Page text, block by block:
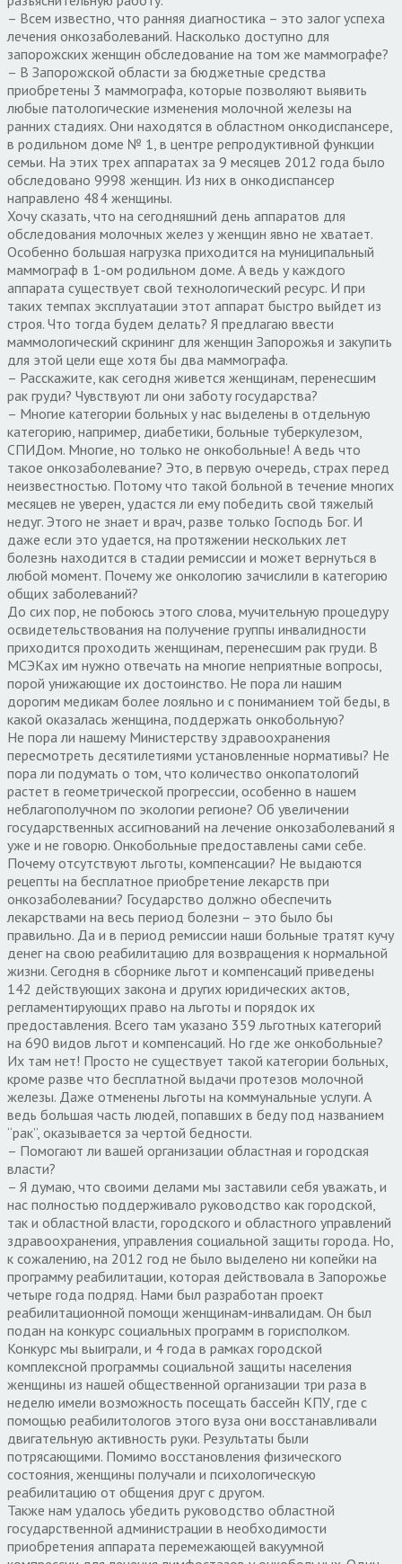
– Всем известно, что ранняя диагностика – это залог успеха
лечения онкозаболеваний. Насколько доступно для
запорожских женщин обследование на том же маммографе?
– В Запорожской области за бюджетные средства
приобретены 3 маммографа, которые позволяют выявить
любые патологические изменения молочной железы на
ранних стадиях. Они находятся в областном онкодиспансере,
в родильном доме № 1, в центре репродуктивной функции
семьи. На этих трех аппаратах за 9 месяцев 2012 года было
обследовано 9998 женщин. Из них в онкодиспансер
направлено 484 женщины.
Хочу сказать, что на сегодняшний день аппаратов для
обследования молочных желез у женщин явно не хватает.
Особенно большая нагрузка приходится на муниципальный
маммограф в 1-ом родильном доме. А ведь у каждого
аппарата существует свой технологический ресурс. И при
таких темпах эксплуатации этот аппарат быстро выйдет из
строя. Что тогда будем делать? Я предлагаю ввести
маммологический скрининг для женщин Запорожья и закупить
для этой цели еще хотя бы два маммографа.
– Расскажите, как сегодня живется женщинам, перенесшим
рак груди? Чувствуют ли они заботу государства?
– Многие категории больных у нас выделены в отдельную
категорию, например, диабетики, больные туберкулезом,
СПИДом. Многие, но только не онкобольные! А ведь что
такое онкозаболевание? Это, в первую очередь, страх перед
неизвестностью. Потому что такой больной в течение многих
месяцев не уверен, удастся ли ему победить свой тяжелый
недуг. Этого не знает и врач, разве только Господь Бог. И
даже если это удается, на протяжении нескольких лет
болезнь находится в стадии ремиссии и может вернуться в
любой момент. Почему же онкологию зачислили в категорию
общих заболеваний?
До сих пор, не побоюсь этого слова, мучительную процедуру
освидетельствования на получение группы инвалидности
приходится проходить женщинам, перенесшим рак груди. В
МСЭКах им нужно отвечать на многие неприятные вопросы,
порой унижающие их достоинство. Не пора ли нашим
дорогим медикам более лояльно и с пониманием той беды, в
какой оказалась женщина, поддержать онкобольную?
Не пора ли нашему Министерству здравоохранения
пересмотреть десятилетиями установленные нормативы? Не
пора ли подумать о том, что количество онкопатологий
растет в геометрической прогрессии, особенно в нашем
неблагополучном по экологии регионе? Об увеличении
государственных ассигнований на лечение онкозаболеваний я
уже и не говорю. Онкобольные предоставлены сами себе.
Почему отсутствуют льготы, компенсации? Не выдаются
рецепты на бесплатное приобретение лекарств при
онкозаболевании? Государство должно обеспечить
лекарствами на весь период болезни – это было бы
правильно. Да и в период ремиссии наши больные тратят кучу
денег на свою реабилитацию для возвращения к нормальной
жизни. Сегодня в сборнике льгот и компенсаций приведены
142 действующих закона и других юридических актов,
регламентирующих право на льготы и порядок их
предоставления. Всего там указано 359 льготных категорий
на 690 видов льгот и компенсаций. Но где же онкобольные?
Их там нет! Просто не существует такой категории больных,
кроме разве что бесплатной выдачи протезов молочной
железы. Даже отменены льготы на коммунальные услуги. А
ведь большая часть людей, попавших в беду под названием
“рак”, оказывается за чертой бедности.
– Помогают ли вашей организации областная и городская
власти?
– Я думаю, что своими делами мы заставили себя уважать, и
нас полностью поддерживало руководство как городской,
так и областной власти, городского и областного управлений
здравоохранения, управления социальной защиты города. Но,
к сожалению, на 2012 год не было выделено ни копейки на
программу реабилитации, которая действовала в Запорожье
четыре года подряд. Нами был разработан проект
реабилитационной помощи женщинам-инвалидам. Он был
подан на конкурс социальных программ в горисполком.
Конкурс мы выиграли, и 4 года в рамках городской
комплексной программы социальной защиты населения
женщины из нашей общественной организации три раза в
неделю имели возможность посещать бассейн КПУ, где с
помощью реабилитологов этого вуза они восстанавливали
двигательную активность руки. Результаты были
потрясающими. Помимо восстановления физического
состояния, женщины получали и психологическую
реабилитацию от общения друг с другом.
Также нам удалось убедить руководство областной
государственной администрации в необходимости
приобретения аппарата перемежающей вакуумной